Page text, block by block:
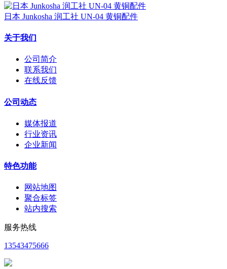
日本 Junkosha 润工社 UN-04 黄铜配件
关于我们
公司简介
联系我们
在线反馈
公司动态
媒体报道
行业资讯
企业新闻
特色功能
网站地图
聚合标签
站内搜索
服务热线
13543475666